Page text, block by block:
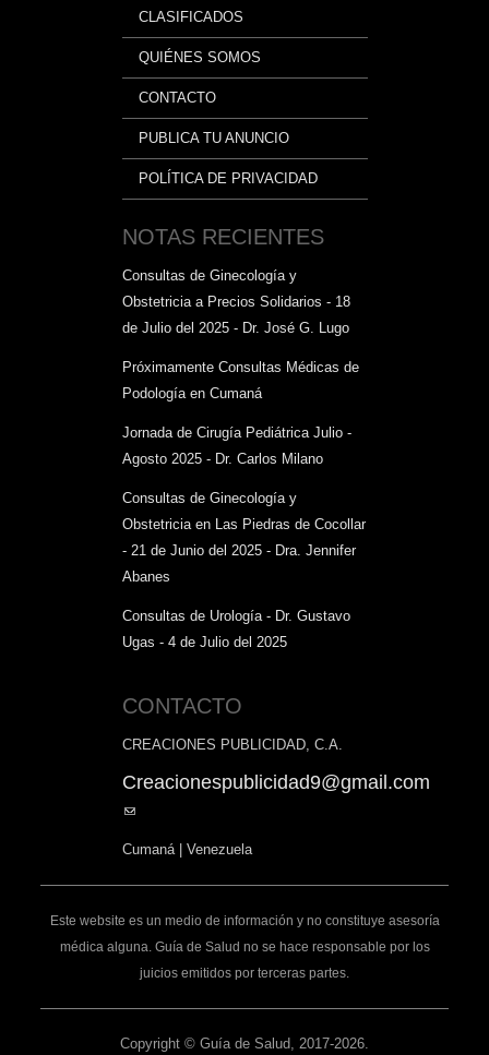
CLASIFICADOS
QUIÉNES SOMOS
CONTACTO
PUBLICA TU ANUNCIO
POLÍTICA DE PRIVACIDAD
NOTAS RECIENTES
Consultas de Ginecología y
Obstetricia a Precios Solidarios - 18
de Julio del 2025 - Dr. José G. Lugo
Próximamente Consultas Médicas de
Podología en Cumaná
Jornada de Cirugía Pediátrica Julio -
Agosto 2025 - Dr. Carlos Milano
Consultas de Ginecología y
Obstetricia en Las Piedras de Cocollar
- 21 de Junio del 2025 - Dra. Jennifer
Abanes
Consultas de Urología - Dr. Gustavo
Ugas - 4 de Julio del 2025
CONTACTO
CREACIONES PUBLICIDAD, C.A.
Creacionespublicidad9@gmail.com
(link
mail)
Cumaná | Venezuela
Este website es un medio de información y no constituye asesoría
médica alguna. Guía de Salud no se hace responsable por los
juicios emitidos por terceras partes.
Copyright © Guía de Salud, 2017-2026.